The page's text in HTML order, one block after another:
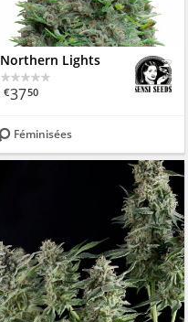
Northern Lights
€3750
Féminisées